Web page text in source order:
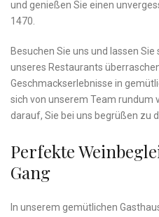
und genießen⁢ Sie einen
1470.
Besuchen Sie ⁤uns und lassen
unseres Restaurants
⁢Geschmackserlebnisse in
sich von unserem Team rundum
darauf, ​Sie bei uns begrüßen zu
Perfekte
Gang
In unserem‌ gemütlichen